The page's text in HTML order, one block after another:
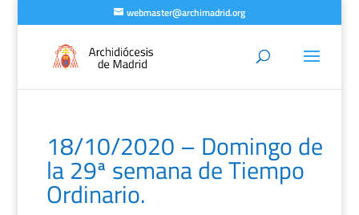
webmaster@archimadrid.org
18/10/2020 – Domingo de
la 29ª semana de Tiempo
Ordinario.